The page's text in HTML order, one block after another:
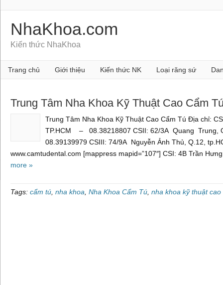
NhaKhoa.com
Kiến thức NhaKhoa
Trang chủ Giới thiệu Kiến thức NK Loại răng sứ
Trung Tâm Nha Khoa Kỹ Thuật Cao Cẩm
Trung Tâm Nha Khoa Kỹ Thuật Cao Cẩm Tú Địa chỉ:
TP.HCM – 08.38218807 CSII: 62/3A Quang
08.39139979 CSIII: 74/9A Nguyễn Ảnh Thủ, Q.12,
www.camtudental.com [mappress mapid=”107″] CSI: 4B Trần
more »
Tags: cẩm tú nha khoa Nha Khoa Cẩm Tú nha khoa kỹ thuật cao